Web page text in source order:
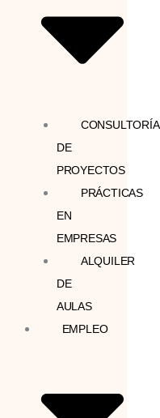
CONSULTORÍA
DE
PROYECTOS
PRÁCTICAS
EN
EMPRESAS
ALQUILER
DE
AULAS
EMPLEO